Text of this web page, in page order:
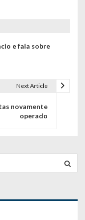
e fala sobre
Next Article
novamente
operado